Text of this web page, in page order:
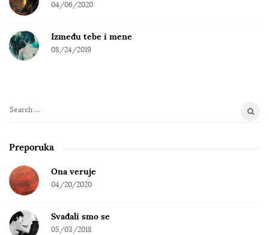
04/06/2020
Između tebe i mene
08/24/2019
S
a
c
h
r
Preporuka
Ona veruje
04/20/2020
Svađali smo se
05/03/2018